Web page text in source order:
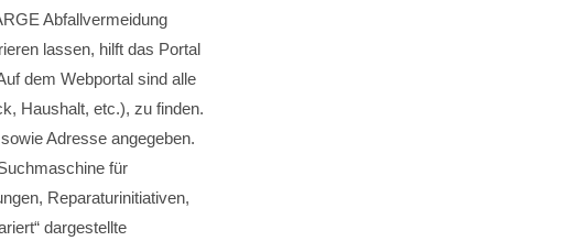
Abfallvermeidung
lassen, hilft das Portal
dem Webportal sind alle
Haushalt, etc.), zu finden.
Adresse angegeben.
für
Reparaturinitiativen,
dargestellte